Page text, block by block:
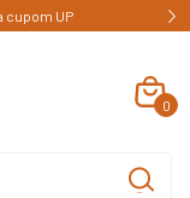
cupom UP
0